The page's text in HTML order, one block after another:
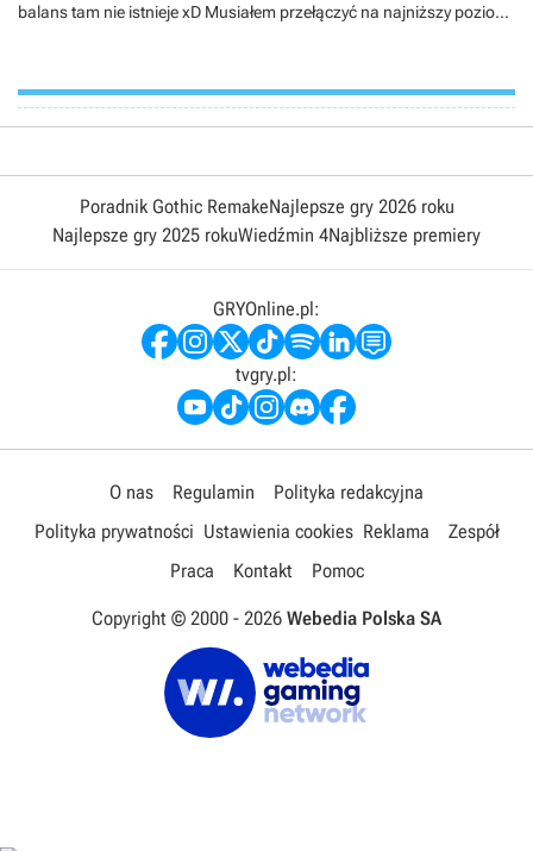
balans tam nie istnieje xD Musiałem przełączyć na najniższy poziom
Poradnik Gothic RemakeNajlepsze gry 2026 roku
Najlepsze gry 2025 rokuWiedźmin 4Najbliższe premiery
GRYOnline.pl:
tvgry.pl:
O nas Regulamin
Polityka redakcyjna
Polityka prywatności Ustawienia cookies Reklama
Zespół
Praca
Kontakt Pomoc
Copyright © 2000 - 2026 Webedia Polska SA